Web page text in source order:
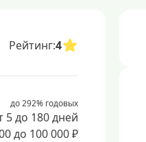
Рейтинг:4
до 292% годовых
5 до 180 дней
до 100 000 ₽